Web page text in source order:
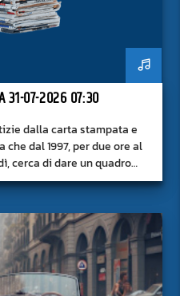
31-07-2026 07:30
dalla carta stampata e
dal 1997, per due ore al
cerca di dare un quadro
giorno, senza fermarsi alla